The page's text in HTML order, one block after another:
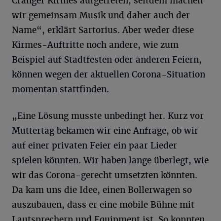
wir gemeinsam Musik und daher auch der
Name“, erklärt Sartorius. Aber weder diese
Kirmes-Auftritte noch andere, wie zum
Beispiel auf Stadtfesten oder anderen Feiern,
können wegen der aktuellen Corona-Situation
momentan stattfinden.
„Eine Lösung musste unbedingt her. Kurz vor
Muttertag bekamen wir eine Anfrage, ob wir
auf einer privaten Feier ein paar Lieder
spielen könnten. Wir haben lange überlegt, wie
wir das Corona-gerecht umsetzten könnten.
Da kam uns die Idee, einen Bollerwagen so
auszubauen, dass er eine mobile Bühne mit